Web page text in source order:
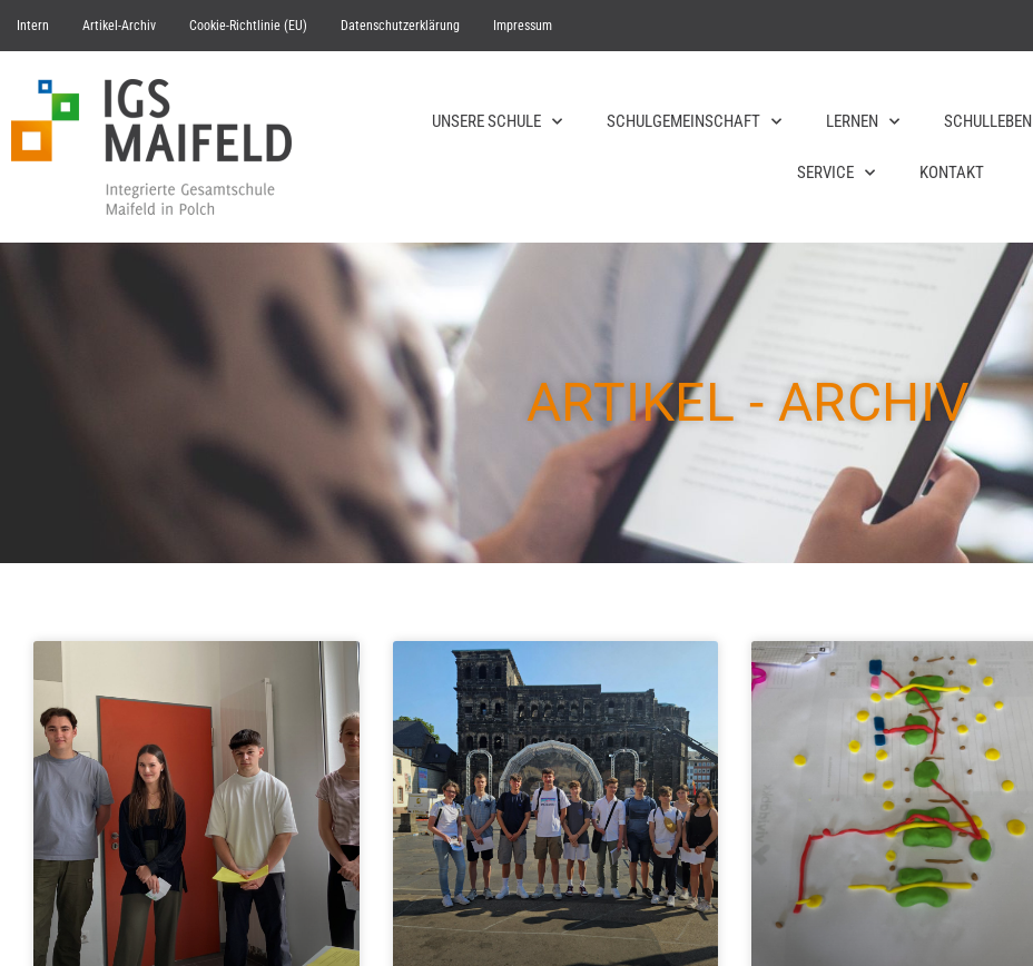
Intern Artikel-Archiv Cookie-Richtlinie (EU) Datenschutzerklärung Impressum
UNSERE SCHULE SCHULGEMEINSCHAFT LERNEN SCHULLEBEN
SERVICE KONTAKT
ARTIKEL - ARCHIV